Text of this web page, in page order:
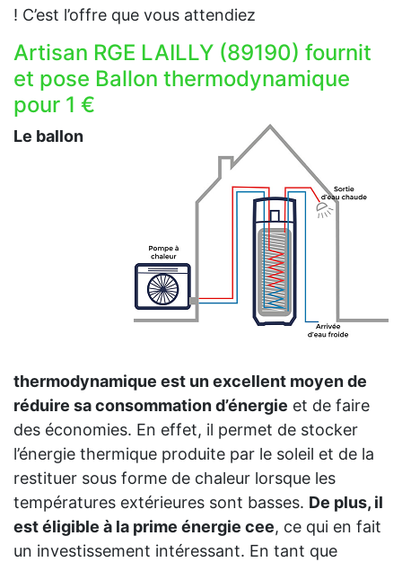
! C’est l’offre que vous attendiez
Artisan RGE LAILLY (89190) fournit
et pose Ballon thermodynamique
pour 1 €
Le ballon
thermodynamique est un excellent moyen de
réduire sa consommation d’énergie et de faire
des économies. En effet, il permet de stocker
l’énergie thermique produite par le soleil et de la
restituer sous forme de chaleur lorsque les
températures extérieures sont basses. De plus, il
est éligible à la prime énergie cee, ce qui en fait
un investissement intéressant. En tant que